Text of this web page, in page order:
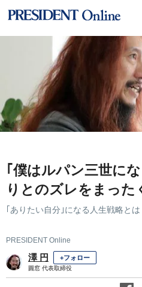
｢僕はルパン三世に
りとのズレをまった
｢ありたい自分｣になる人生戦略とは
PRESIDENT Online
澤 円 +フォロー
圓窓 代表取締役